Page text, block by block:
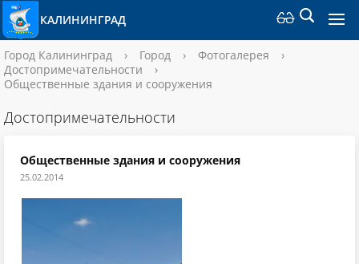
КАЛИНИНГРАД
Город Калининград › Город › Фотогалерея
›
Достопримечательности
›
Общественные здания и сооружения
Достопримечательности
Общественные здания и сооружения
25.02.2014